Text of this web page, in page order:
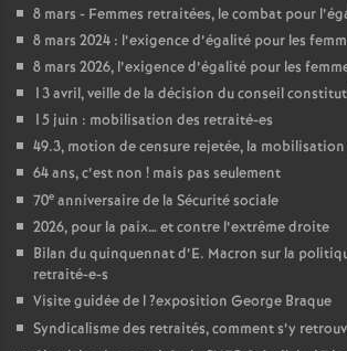
8 mars - Femmes retraitées, le combat pour
8 mars 2024 : l’exigence d’égalité pour les
8 mars 2026, l’exigence d’égalité pour les
13 avril, veille de la décision du conseil
15 juin : mobilisation des retraité-es
49.3, motion de censure rejetée, la
64 ans, c’est non ! mais pas seulement
70e anniversaire de la Sécurité sociale
2026, pour la paix… et contre l’extrême droite
Bilan du quinquennat d’E. Macron sur la
retraité-e-s
Visite guidée de l?exposition George Braque
Syndicalisme des retraités, comment s’y